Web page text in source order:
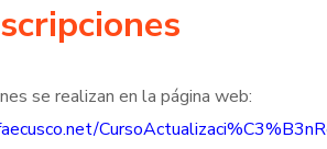
se realizan en la página web: